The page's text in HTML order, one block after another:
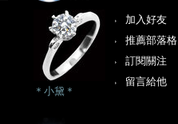
加入好友
推薦部落格
訂閱關注
留言給他
＊小黛＊